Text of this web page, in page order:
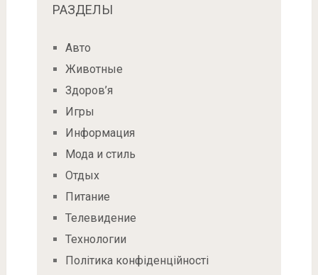
РАЗДЕЛЫ
Авто
Животные
Здоров’я
Игры
Информация
Мода и стиль
Отдых
Питание
Телевидение
Технологии
Політика конфіденційності